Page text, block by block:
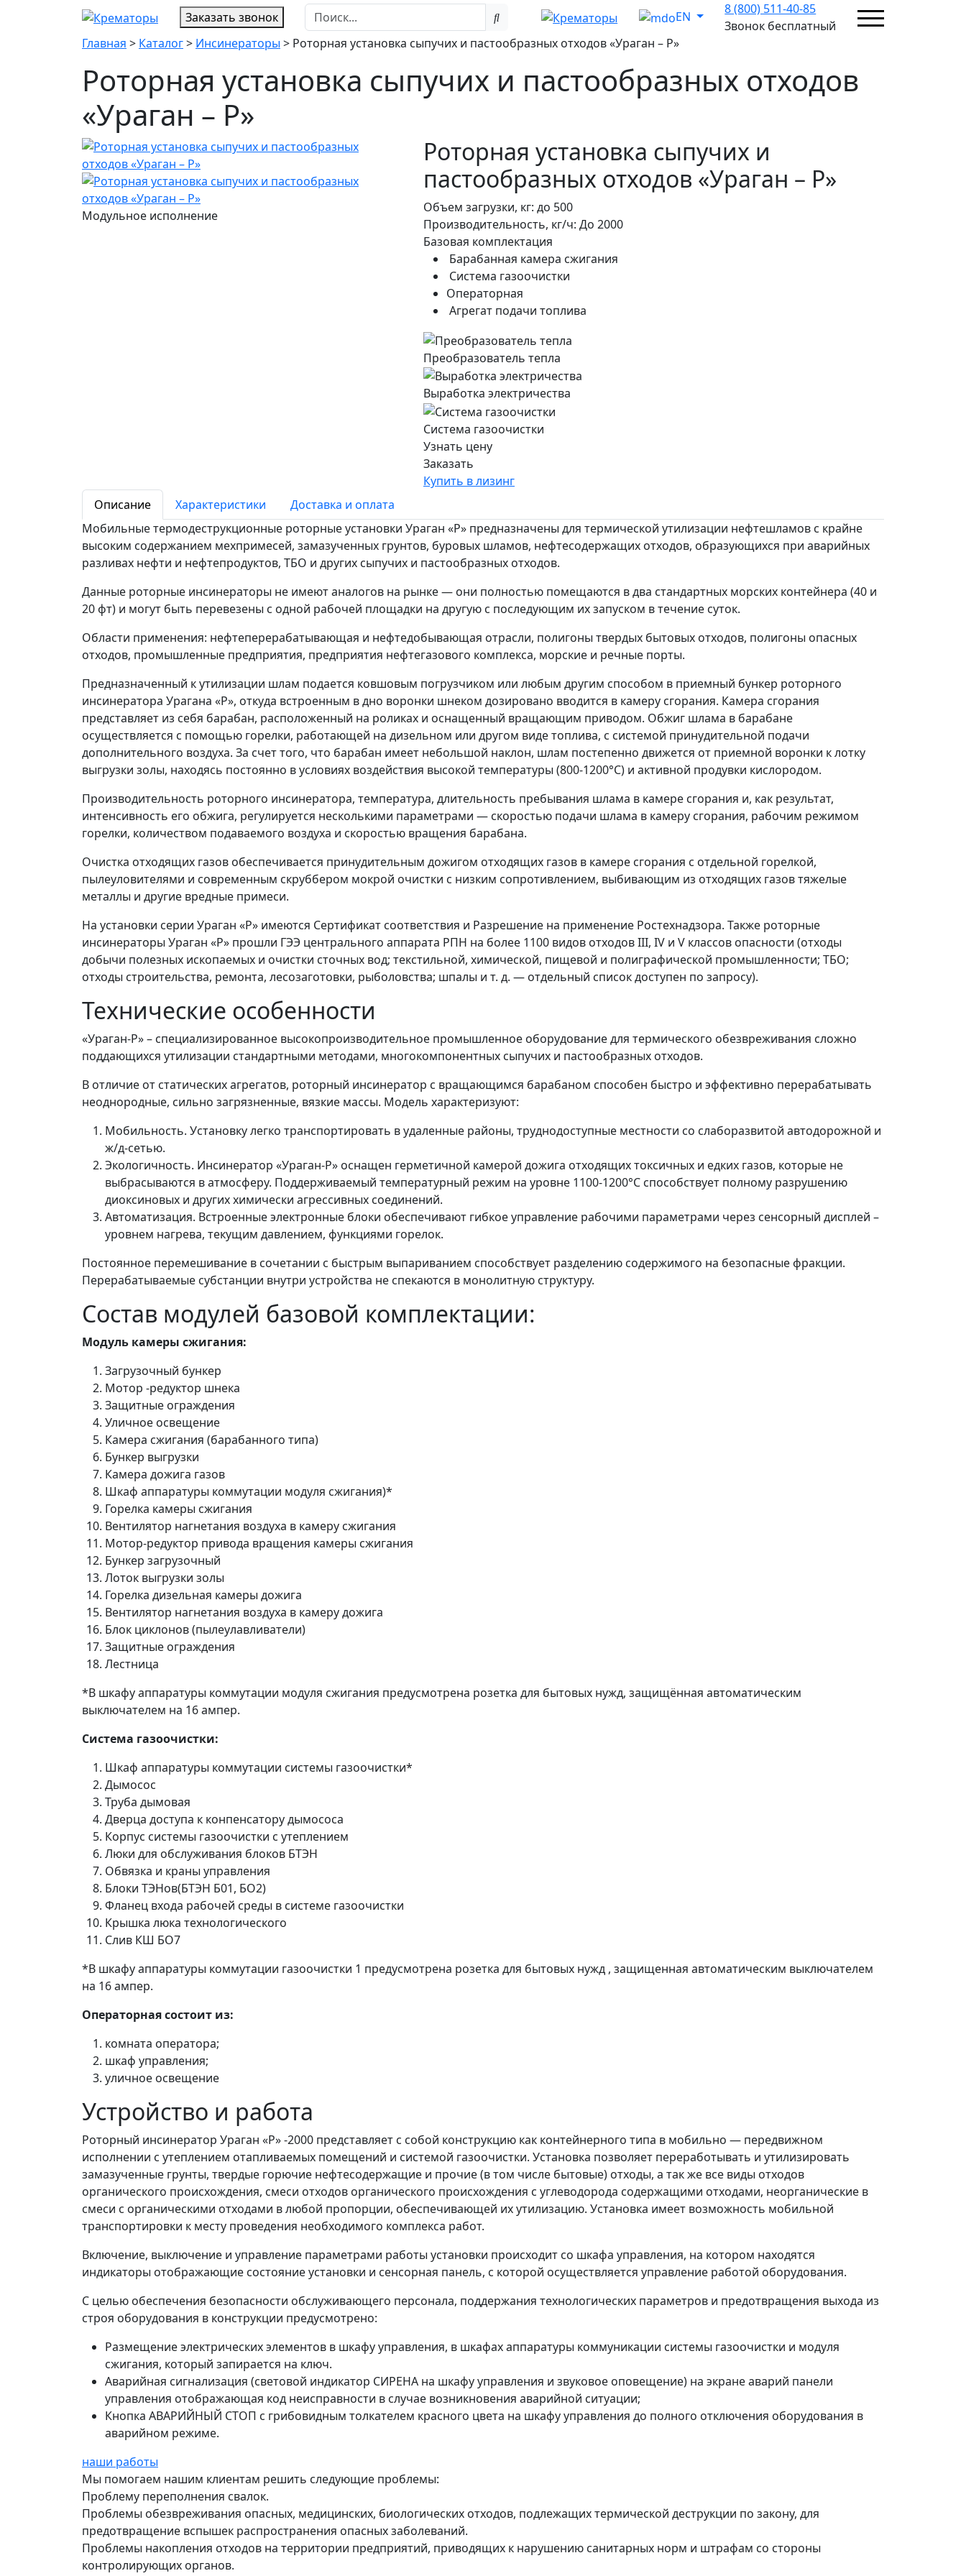
Заказать звонок EN
8 (800) 511-40-85
Звонок бесплатный
Главная > Каталог> Инсинераторы > Роторная установка сыпучих и пастообразных отходов «Ураган – Р»
Роторная установка сыпучих и пастообразных отходов
«Ураган – Р»
Модульное исполнение
Роторная установка сыпучих и
пастообразных отходов «Ураган – Р»
Объем загрузки, кг: до 500
Производительность, кг/ч: До 2000
Базовая комплектация
Барабанная камера сжигания
Система газоочистки
Операторная
Агрегат подачи топлива
Преобразователь тепла
Выработка электричества
Система газоочистки
Узнать цену
Заказать
Купить в лизинг
Описание
Характеристики
Доставка и оплата
Мобильные термодеструкционные роторные установки Ураган «Р» предназначены для термической утилизации нефтешламов с крайне
высоким содержанием мехпримесей, замазученных грунтов, буровых шламов, нефтесодержащих отходов, образующихся при аварийных
разливах нефти и нефтепродуктов, ТБО и других сыпучих и пастообразных отходов.
Данные роторные инсинераторы не имеют аналогов на рынке — они полностью помещаются в два стандартных морских контейнера (40 и
20 фт) и могут быть перевезены с одной рабочей площадки на другую с последующим их запуском в течение суток.
Области применения: нефтеперерабатывающая и нефтедобывающая отрасли, полигоны твердых бытовых отходов, полигоны опасных
отходов, промышленные предприятия, предприятия нефтегазового комплекса, морские и речные порты.
Предназначенный к утилизации шлам подается ковшовым погрузчиком или любым другим способом в приемный бункер роторного
инсинератора Урагана «Р», откуда встроенным в дно воронки шнеком дозировано вводится в камеру сгорания. Камера сгорания
представляет из себя барабан, расположенный на роликах и оснащенный вращающим приводом. Обжиг шлама в барабане
осуществляется с помощью горелки, работающей на дизельном или другом виде топлива, с системой принудительной подачи
дополнительного воздуха. За счет того, что барабан имеет небольшой наклон, шлам постепенно движется от приемной воронки к лотку
выгрузки золы, находясь постоянно в условиях воздействия высокой температуры (800-1200°C) и активной продувки кислородом.
Производительность роторного инсинератора, температура, длительность пребывания шлама в камере сгорания и, как результат,
интенсивность его обжига, регулируется несколькими параметрами — скоростью подачи шлама в камеру сгорания, рабочим режимом
горелки, количеством подаваемого воздуха и скоростью вращения барабана.
Очистка отходящих газов обеспечивается принудительным дожигом отходящих газов в камере сгорания с отдельной горелкой,
пылеуловителями и современным скруббером мокрой очистки с низким сопротивлением, выбивающим из отходящих газов тяжелые
металлы и другие вредные примеси.
На установки серии Ураган «Р» имеются Сертификат соответствия и Разрешение на применение Ростехнадзора. Также роторные
инсинераторы Ураган «Р» прошли ГЭЭ центрального аппарата РПН на более 1100 видов отходов III, IV и V классов опасности (отходы
добычи полезных ископаемых и очистки сточных вод; текстильной, химической, пищевой и полиграфической промышленности; ТБО;
отходы строительства, ремонта, лесозаготовки, рыболовства; шпалы и т. д. — отдельный список доступен по запросу).
Технические особенности
«Ураган-Р»– специализированное высокопроизводительное промышленное оборудование для термического обезвреживания сложно
поддающихся утилизации стандартными методами, многокомпонентных сыпучих и пастообразных отходов.
В отличие от статических агрегатов, роторный инсинератор с вращающимся барабаном способен быстро и эффективно перерабатывать
неоднородные, сильно загрязненные, вязкие массы. Модель характеризуют:
Мобильность. Установку легко транспортировать в удаленные районы, труднодоступные местности со слаборазвитой автодорожной и
ж/д-сетью.
Экологичность. Инсинератор «Ураган-Р» оснащен герметичной камерой дожига отходящих токсичных и едких газов, которые не
выбрасываются в атмосферу. Поддерживаемый температурный режим на уровне 1100-1200°С способствует полному разрушению
диоксиновых и других химически агрессивных соединений.
Автоматизация. Встроенные электронные блоки обеспечивают гибкое управление рабочими параметрами через сенсорный дисплей –
уровнем нагрева, текущим давлением, функциями горелок.
Постоянное перемешивание в сочетании с быстрым выпариванием способствует разделению содержимого на безопасные фракции.
Перерабатываемые субстанции внутри устройства не спекаются в монолитную структуру.
Состав модулей базовой комплектации:
Модуль камеры сжигания:
Загрузочный бункер
Мотор -редуктор шнека
Защитные ограждения
Уличное освещение
Камера сжигания (барабанного типа)
Бункер выгрузки
Камера дожига газов
Шкаф аппаратуры коммутации модуля сжигания)*
Горелка камеры сжигания
Вентилятор нагнетания воздуха в камеру сжигания
Мотор-редуктор привода вращения камеры сжигания
Бункер загрузочный
Лоток выгрузки золы
Горелка дизельная камеры дожига
Вентилятор нагнетания воздуха в камеру дожига
Блок циклонов (пылеулавливатели)
Защитные ограждения
Лестница
*В шкафу аппаратуры коммутации модуля сжигания предусмотрена розетка для бытовых нужд, защищённая автоматическим
выключателем на 16 ампер.
Система газоочистки:
Шкаф аппаратуры коммутации системы газоочистки*
Дымосос
Труба дымовая
Дверца доступа к конпенсатору дымососа
Корпус системы газоочистки с утеплением
Люки для обслуживания блоков БТЭН
Обвязка и краны управления
Блоки ТЭНов(БТЭН Б01, БО2)
Фланец входа рабочей среды в системе газоочистки
Крышка люка технологического
Слив КШ БО7
*В шкафу аппаратуры коммутации газоочистки 1 предусмотрена розетка для бытовых нужд , защищенная автоматическим выключателем
на 16 ампер.
Операторная состоит из:
комната оператора;
шкаф управления;
уличное освещение
Устройство и работа
Роторный инсинератор Ураган «Р» -2000 представляет с собой конструкцию как контейнерного типа в мобильно — передвижном
исполнении с утеплением отапливаемых помещений и системой газоочистки. Установка позволяет переработывать и утилизировать
замазученные грунты, твердые горючие нефтесодержащие и прочие (в том числе бытовые) отходы, а так же все виды отходов
органического происхождения, смеси отходов органического происхождения с углеводорода содержащими отходами, неорганические в
смеси с органическими отходами в любой пропорции, обеспечивающей их утилизацию. Установка имеет возможность мобильной
транспортировки к месту проведения необходимого комплекса работ.
Включение, выключение и управление параметрами работы установки происходит со шкафа управления, на котором находятся
индикаторы отображающие состояние установки и сенсорная панель, с которой осуществляется управление работой оборудования.
С целью обеспечения безопасности обслуживающего персонала, поддержания технологических параметров и предотвращения выхода из
строя оборудования в конструкции предусмотрено:
Размещение электрических элементов в шкафу управления, в шкафах аппаратуры коммуникации системы газоочистки и модуля
сжигания, который запирается на ключ.
Аварийная сигнализация (световой индикатор СИРЕНА на шкафу управления и звуковое оповещение) на экране аварий панели
управления отображающая код неисправности в случае возникновения аварийной ситуации;
Кнопка АВАРИЙНЫЙ СТОП с грибовидным толкателем красного цвета на шкафу управления до полного отключения оборудования в
аварийном режиме.
наши работы
Мы помогаем нашим клиентам решить следующие проблемы:
Проблему переполнения свалок.
Проблемы обезвреживания опасных, медицинских, биологических отходов, подлежащих термической деструкции по закону, для
предотвращение вспышек распространения опасных заболеваний.
Проблемы накопления отходов на территории предприятий, приводящих к нарушению санитарных норм и штрафам со стороны
контролирующих органов.